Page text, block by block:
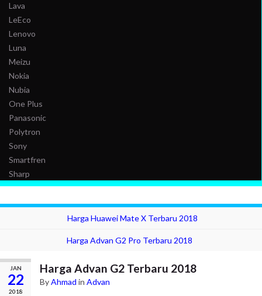
Lava
LeEco
Lenovo
Luna
Meizu
Nokia
Nubia
One Plus
Panasonic
Polytron
Sony
Smartfren
Sharp
Harga Huawei Mate X Terbaru 2018
Harga Advan G2 Pro Terbaru 2018
JAN
22
2018
Harga Advan G2 Terbaru 2018
ByAhmad in Advan